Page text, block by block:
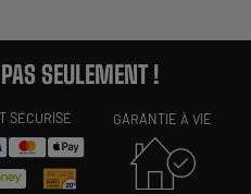
SEULEMENT !
SÉCURISÉ GARANTIE À VIE